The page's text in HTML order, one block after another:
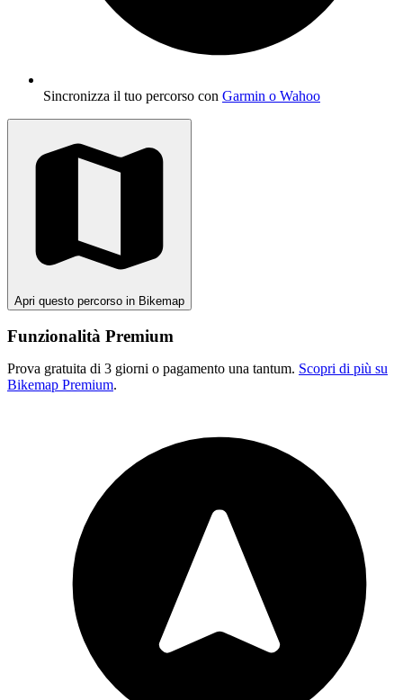
Sincronizza il tuo percorso con Garmin o Wahoo
Apri questo percorso in Bikemap
Funzionalità Premium
Prova gratuita di 3 giorni o pagamento una tantum. Scopri di più su
Bikemap Premium.